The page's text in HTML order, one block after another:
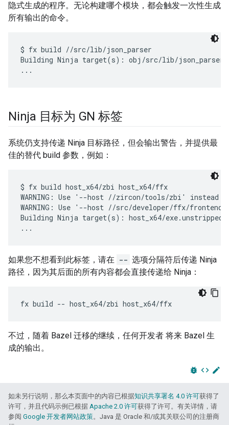
隐式生成的程序。无论构建哪个模块，都会触发一次性生成
所有输出的命令。
$ fx build //src/lib/json_parser
Building Ninja target(s): obj/src/lib/json_parser/
Ninja 目标为 GN 标签
系统仍支持传递 Ninja 目标路径，但会输出警告，并提供最
佳的替代 build 参数，例如：
$ fx build host_x64/zbi host_x64/ffx
WARNING: Use '--host //zircon/tools/zbi' instead
WARNING: Use '--host //src/developer/ffx/
Building Ninja target(s): host_x64/
如果您不想看到此标签，请在 -- 选项分隔符后传递 Ninja
路径，因为其后面的所有内容都会直接传递给 Ninja：
fx build -- host_x64/zbi
不过，随着 Bazel 迁移的继续，任何开发者 将来 Bazel 生
成的输出。
bug_report code edit
如未另行说明，那么本页面中的内容已根据知识共享署名 4.0 许可获得了
许可，并且代码示例已根据 Apache 2.0 许可获得了许可。有关详情，请
参阅 Google 开发者网站政策。Java 是 Oracle 和/或其关联公司的注册商